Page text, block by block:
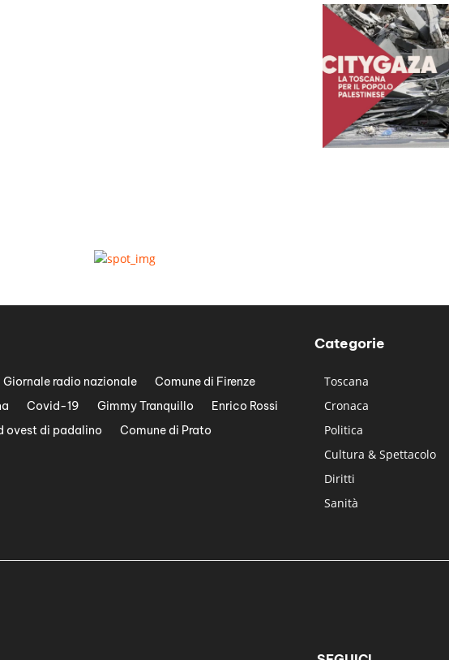
Giornale radio nazionale
Comune di Firenze
Covid-19 Gimmy Tranquillo
Enrico Rossi
ovest di padalino
Comune di Prato
Categorie
Toscana
Cronaca
Politica
Cultura & Spettacolo
Diritti
Sanità